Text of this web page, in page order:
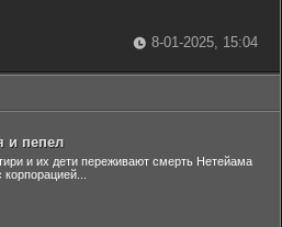
8-01-2025, 15:04
и пепел
и их дети переживают смерть Нетейама